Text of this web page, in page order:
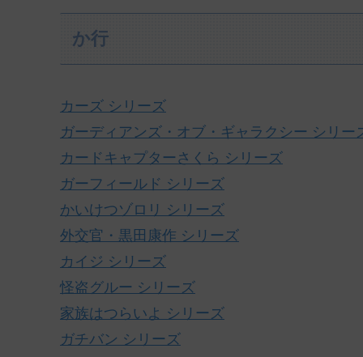
か行
カーズ シリーズ
ガーディアンズ・オブ・ギャラクシー シリー
カードキャプターさくら シリーズ
ガーフィールド シリーズ
かいけつゾロリ シリーズ
外交官・黒田康作 シリーズ
カイジ シリーズ
怪盗グルー シリーズ
家族はつらいよ シリーズ
ガチバン シリーズ